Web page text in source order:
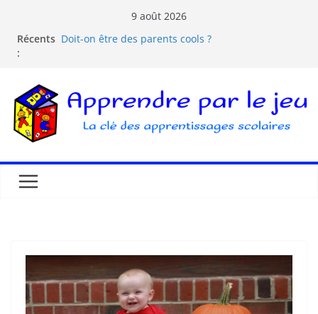
9 août 2026
Récents
:
Doit-on être des parents cools ?
La pédagogie Montessori est-elle ludique ?
Comprendre la courbe de l’oubli